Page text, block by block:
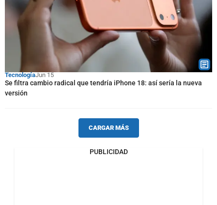
TecnologíaJun 15
Se filtra cambio radical que tendría iPhone 18: así sería la nueva
versión
CARGAR MÁS
PUBLICIDAD